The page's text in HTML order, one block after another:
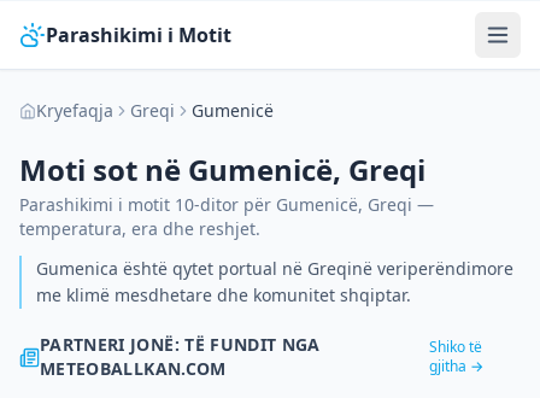
Parashikimi i Motit
Kryefaqja Greqi Gumenicë
Moti sot në Gumenicë, Greqi
Parashikimi i motit 10-ditor për Gumenicë, Greqi —
temperatura, era dhe reshjet.
Gumenica është qytet portual në Greqinë veriperëndimore
me klimë mesdhetare dhe komunitet shqiptar.
PARTNERI JONË: TË FUNDIT NGA
METEOBALLKAN.COM
Shiko të
gjitha →